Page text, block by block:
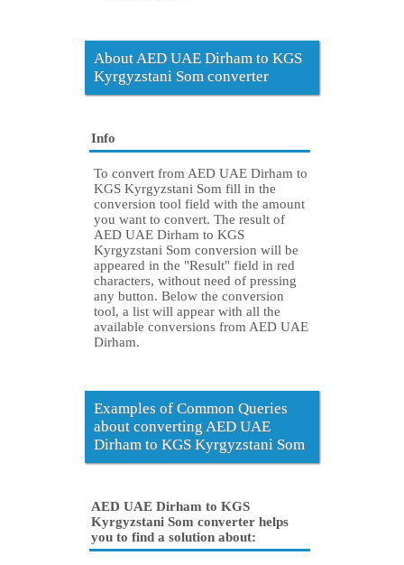
About AED UAE Dirham to KGS
Kyrgyzstani Som converter
Info
To convert from AED UAE Dirham to
KGS Kyrgyzstani Som fill in the
conversion tool field with the amount
you want to convert. The result of
AED UAE Dirham to KGS
Kyrgyzstani Som conversion will be
appeared in the "Result" field in red
characters, without need of pressing
any button. Below the conversion
tool, a list will appear with all the
available conversions from AED UAE
Dirham.
Examples of Common Queries
about converting AED UAE
Dirham to KGS Kyrgyzstani Som
AED UAE Dirham to KGS
Kyrgyzstani Som converter helps
you to find a solution about: